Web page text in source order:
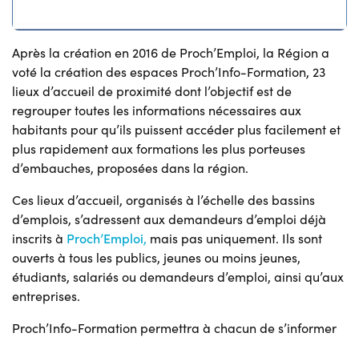
Après la création en 2016 de Proch’Emploi, la Région a
voté la création des espaces Proch’Info-Formation, 23
lieux d’accueil de proximité dont l’objectif est de
regrouper toutes les informations nécessaires aux
habitants pour qu’ils puissent accéder plus facilement et
plus rapidement aux formations les plus porteuses
d’embauches, proposées dans la région.
Ces lieux d’accueil, organisés à l’échelle des bassins
d’emplois, s’adressent aux demandeurs d’emploi déjà
inscrits à Proch’Emploi, mais pas uniquement. Ils sont
ouverts à tous les publics, jeunes ou moins jeunes,
étudiants, salariés ou demandeurs d’emploi, ainsi qu’aux
entreprises.
Proch’Info-Formation permettra à chacun de s’informer